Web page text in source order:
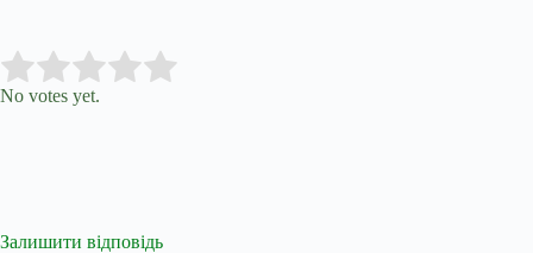
Rate this item:
No votes yet.
Залишити відповідь